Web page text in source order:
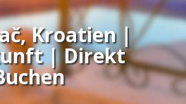
Kroatien |
| Direkt